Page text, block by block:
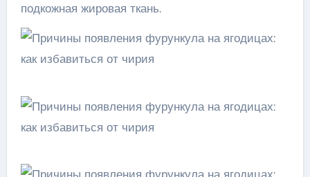
подкожная жировая ткань.